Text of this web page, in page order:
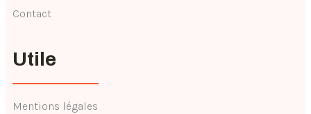
Contact
Utile
Mentions légales